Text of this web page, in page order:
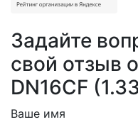
Задайте
свой отзыв
DN16CF
Ваше имя